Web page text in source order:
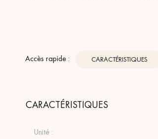
Accès rapide : CARACTÉRISTIQUES
CARACTÉRISTIQUES
Unité :